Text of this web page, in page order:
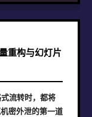
重构与幻灯片
流转时，都将
密外泄的第一道